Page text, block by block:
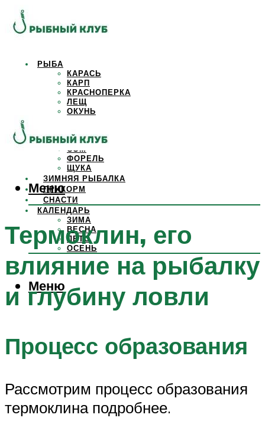
РЫБА
КАРАСЬ
КАРП
КРАСНОПЕРКА
ЛЕЩ
ОКУНЬ
САЗАН
СОМ
ФОРЕЛЬ
ЩУКА
ЗИМНЯЯ РЫБАЛКА
ПРИКОРМ
СНАСТИ
КАЛЕНДАРЬ
ЗИМА
ВЕСНА
ЛЕТО
ОСЕНЬ
Меню
Меню
Термоклин, его
влияние на рыбалку
и глубину ловли
Процесс образования
Рассмотрим процесс образования
термоклина подробнее.